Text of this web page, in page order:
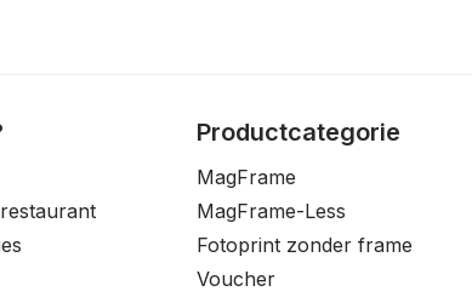
Productcategorie
MagFrame
MagFrame-Less
Fotoprint zonder frame
Voucher